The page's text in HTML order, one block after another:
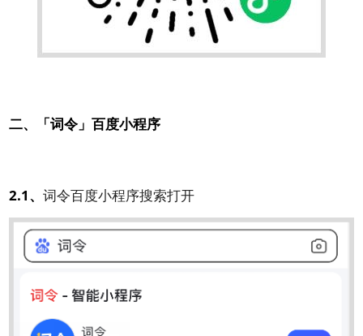
二、「词令」百度小程序
2.1、词令百度小程序搜索打开